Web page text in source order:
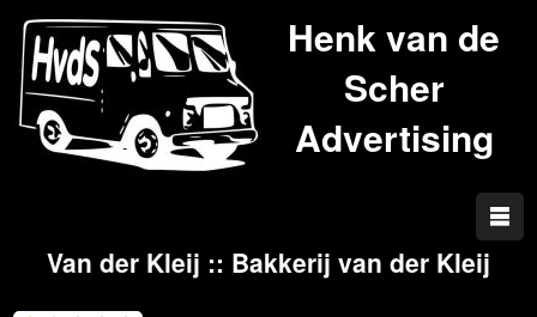
Henk van de
Scher
Advertising
Van der Kleij :: Bakkerij van der Kleij